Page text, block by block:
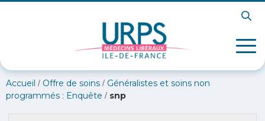
Accueil / Offre de soins / Généralistes et soins non
programmés : Enquête / snp